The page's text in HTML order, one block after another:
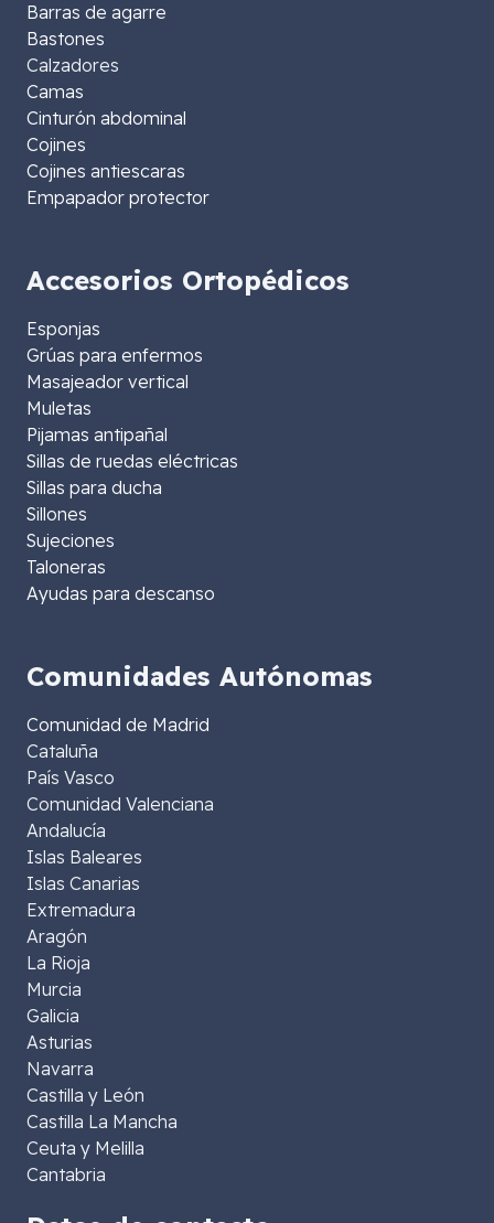
Barras de agarre
Bastones
Calzadores
Camas
Cinturón abdominal
Cojines
Cojines antiescaras
Empapador protector
Accesorios Ortopédicos
Esponjas
Grúas para enfermos
Masajeador vertical
Muletas
Pijamas antipañal
Sillas de ruedas eléctricas
Sillas para ducha
Sillones
Sujeciones
Taloneras
Ayudas para descanso
Comunidades Autónomas
Comunidad de Madrid
Cataluña
País Vasco
Comunidad Valenciana
Andalucía
Islas Baleares
Islas Canarias
Extremadura
Aragón
La Rioja
Murcia
Galicia
Asturias
Navarra
Castilla y León
Castilla La Mancha
Ceuta y Melilla
Cantabria